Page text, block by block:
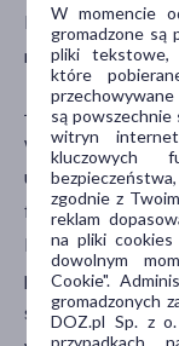
kwasów
nowotworowych.
Jak tłumaczą
wpływ cukru na
uwagę
fruktozy. To
pokarmów, które
słodzących.
W momencie
gromadzone są
pliki tekstowe,
które
przechowywane
są powszechnie
witryn
kluczowych
zgodnie z
reklam
na pliki
dowolnym
Cookie".
gromadzonych
DOZ.pl Sp. z
przypadkach